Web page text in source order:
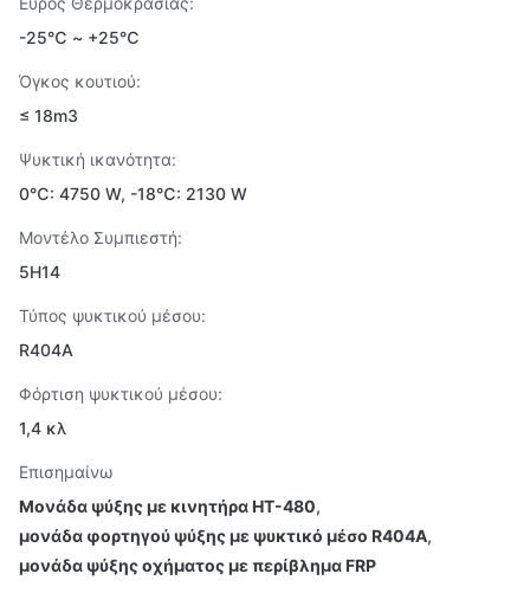
-25℃ ~ +25℃
Όγκος κουτιού:
≤ 18m3
Ψυκτική ικανότητα:
0℃: 4750 W, -18℃: 2130 W
Μοντέλο Συμπιεστή:
5Η14
Τύπος ψυκτικού μέσου:
R404A
Φόρτιση ψυκτικού μέσου:
1,4 κλ
Επισημαίνω
Μονάδα ψύξης με κινητήρα HT-480,
μονάδα φορτηγού ψύξης με ψυκτικό μέσο R404A,
μονάδα ψύξης οχήματος με περίβλημα FRP